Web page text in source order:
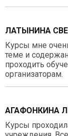
ЛАТЫНИНА
Курсы мне
теме и
проходить
организаторам.
АГАФОНКИНА
Курсы